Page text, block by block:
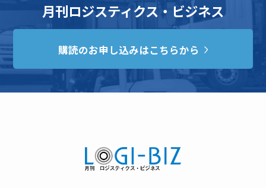
月刊ロジスティクス・ビジネス
購読のお申し込みはこちらから